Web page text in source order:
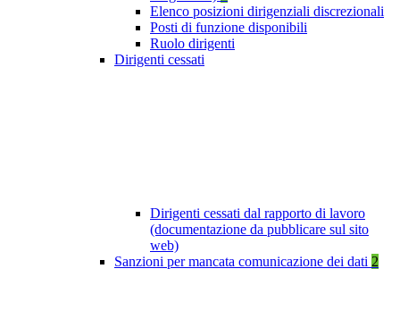
Elenco posizioni dirigenziali discrezionali
Posti di funzione disponibili
Ruolo dirigenti
Dirigenti cessati
Dirigenti cessati dal rapporto di lavoro
(documentazione da pubblicare sul sito
web)
Sanzioni per mancata comunicazione dei dati 2